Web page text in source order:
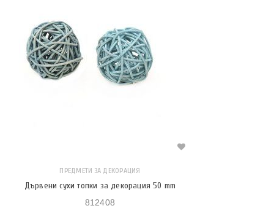
ПРЕДМЕТИ ЗА ДЕКОРАЦИЯ
Дървени сухи топки за декорация 50 mm
812408